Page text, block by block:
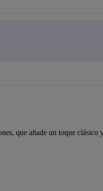
que añade un toque clásico